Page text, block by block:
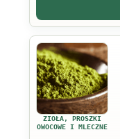
ZIOŁA, PROSZKI
OWOCOWE I MLECZNE
Ten
produkt
ma
wiele
wariantów.
Opcje